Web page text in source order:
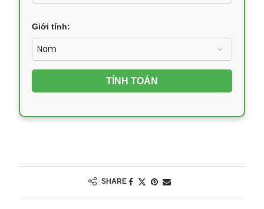
Giới tính:
TÍNH TOÁN
SHARE